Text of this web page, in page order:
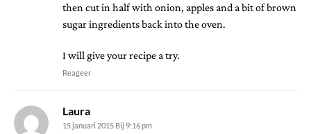
then cut in half with onion, apples and a bit of brown
sugar ingredients back into the oven.
I will give your recipe a try.
Reageer
Laura
15 januari 2015 Bij 9:16 pm